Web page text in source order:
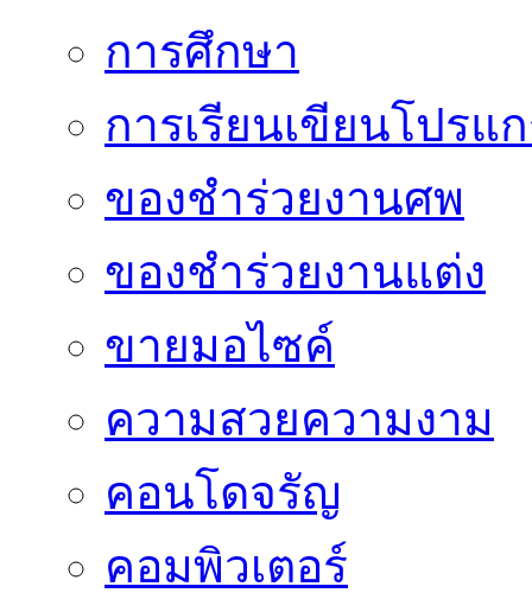
การศึกษา
การเรียนเขียนโปรแ
ของชำร่วยงานศพ
ของชำร่วยงานแต่ง
ขายมอไซค์
ความสวยความงาม
คอนโดจรัญ
คอมพิวเตอร์